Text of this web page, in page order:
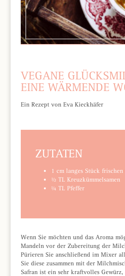
VEGANE
EINE WÄRMENDE
Ein Rezept von Eva Kieckhäfer
ZUTATEN
1 cm langes Stück frischen
½ TL Kreuzkümmelsamen
¼ TL Pfeffer
Wenn Sie möchten und das Aroma
Mandeln vor der Zubereitung der
Pürieren Sie anschließend im Mixer
Sie diese zusammen mit der
Safran ist ein sehr kraftvolles Gewürz,